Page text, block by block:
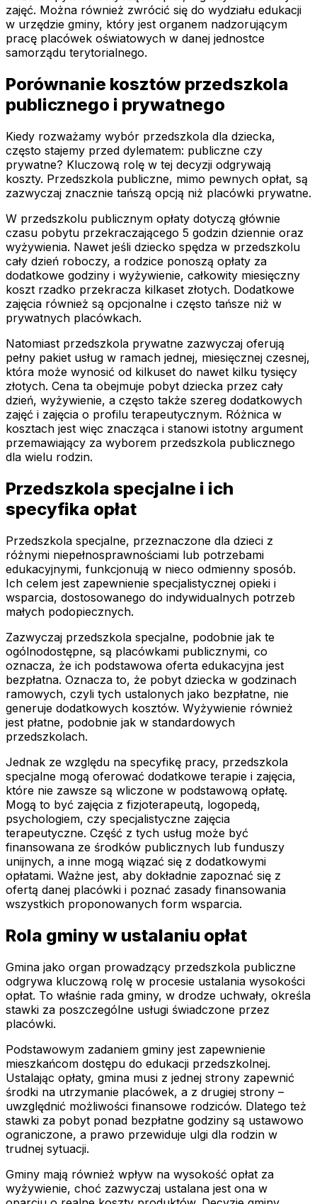
zajęć. Można również zwrócić się do wydziału edukacji
w urzędzie gminy, który jest organem nadzorującym
pracę placówek oświatowych w danej jednostce
samorządu terytorialnego.
Porównanie kosztów przedszkola
publicznego i prywatnego
Kiedy rozważamy wybór przedszkola dla dziecka,
często stajemy przed dylematem: publiczne czy
prywatne? Kluczową rolę w tej decyzji odgrywają
koszty. Przedszkola publiczne, mimo pewnych opłat, są
zazwyczaj znacznie tańszą opcją niż placówki prywatne.
W przedszkolu publicznym opłaty dotyczą głównie
czasu pobytu przekraczającego 5 godzin dziennie oraz
wyżywienia. Nawet jeśli dziecko spędza w przedszkolu
cały dzień roboczy, a rodzice ponoszą opłaty za
dodatkowe godziny i wyżywienie, całkowity miesięczny
koszt rzadko przekracza kilkaset złotych. Dodatkowe
zajęcia również są opcjonalne i często tańsze niż w
prywatnych placówkach.
Natomiast przedszkola prywatne zazwyczaj oferują
pełny pakiet usług w ramach jednej, miesięcznej czesnej,
która może wynosić od kilkuset do nawet kilku tysięcy
złotych. Cena ta obejmuje pobyt dziecka przez cały
dzień, wyżywienie, a często także szereg dodatkowych
zajęć i zajęcia o profilu terapeutycznym. Różnica w
kosztach jest więc znacząca i stanowi istotny argument
przemawiający za wyborem przedszkola publicznego
dla wielu rodzin.
Przedszkola specjalne i ich
specyfika opłat
Przedszkola specjalne, przeznaczone dla dzieci z
różnymi niepełnosprawnościami lub potrzebami
edukacyjnymi, funkcjonują w nieco odmienny sposób.
Ich celem jest zapewnienie specjalistycznej opieki i
wsparcia, dostosowanego do indywidualnych potrzeb
małych podopiecznych.
Zazwyczaj przedszkola specjalne, podobnie jak te
ogólnodostępne, są placówkami publicznymi, co
oznacza, że ich podstawowa oferta edukacyjna jest
bezpłatna. Oznacza to, że pobyt dziecka w godzinach
ramowych, czyli tych ustalonych jako bezpłatne, nie
generuje dodatkowych kosztów. Wyżywienie również
jest płatne, podobnie jak w standardowych
przedszkolach.
Jednak ze względu na specyfikę pracy, przedszkola
specjalne mogą oferować dodatkowe terapie i zajęcia,
które nie zawsze są wliczone w podstawową opłatę.
Mogą to być zajęcia z fizjoterapeutą, logopedą,
psychologiem, czy specjalistyczne zajęcia
terapeutyczne. Część z tych usług może być
finansowana ze środków publicznych lub funduszy
unijnych, a inne mogą wiązać się z dodatkowymi
opłatami. Ważne jest, aby dokładnie zapoznać się z
ofertą danej placówki i poznać zasady finansowania
wszystkich proponowanych form wsparcia.
Rola gminy w ustalaniu opłat
Gmina jako organ prowadzący przedszkola publiczne
odgrywa kluczową rolę w procesie ustalania wysokości
opłat. To właśnie rada gminy, w drodze uchwały, określa
stawki za poszczególne usługi świadczone przez
placówki.
Podstawowym zadaniem gminy jest zapewnienie
mieszkańcom dostępu do edukacji przedszkolnej.
Ustalając opłaty, gmina musi z jednej strony zapewnić
środki na utrzymanie placówek, a z drugiej strony –
uwzględnić możliwości finansowe rodziców. Dlatego też
stawki za pobyt ponad bezpłatne godziny są ustawowo
ograniczone, a prawo przewiduje ulgi dla rodzin w
trudnej sytuacji.
Gminy mają również wpływ na wysokość opłat za
wyżywienie, choć zazwyczaj ustalana jest ona w